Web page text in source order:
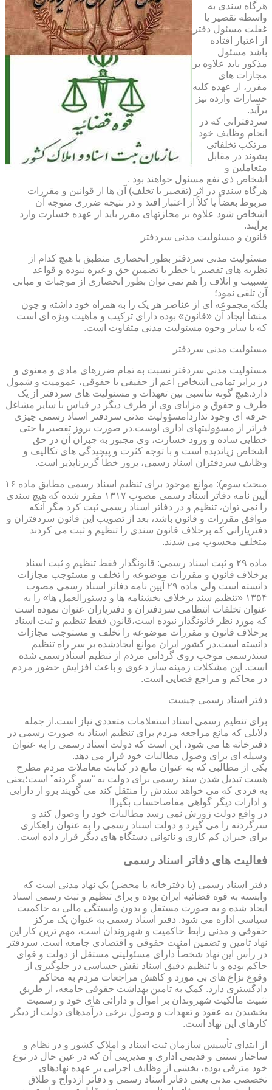
هرگاه سندی به
واسطه تقصیر یا
غفلت مسئول دفتر
از اعتبار افتاده
باشد مسئول
مذکور باید علاوه بر
مجازات های
مقرر، از عهده کلیه
خسارات وارده نیز
برآید.
سردفترانی که در
انجام وظایف خود
مرتکب تخلفاتی
بشوند در مقابل
متعاملین و
اشخاص ذی نفع مسئول خواهند بود .
هرگاه سندی در اثر (تقصیر یا تخلف) آن ها از قوانین و مقررات
مربوط بعضاً یا کلاً از اعتبار افتد و در نتیجه ضرری متوجه آن
اشخاص شود علاوه بر مجازتهای مقرر باید از عهده خسارت وارد
برآیند.
قانون و مسئولیت مدنی سردفتر
مسئولیت مدنی سردفتر بطور انحصاری منطبق با هیچ کدام از
نظریه های تقصیر یا خطر یا تضمین حق و غیره نبوده و قواعد
تسبیب و اتلاف را هم نمی توان بطور انحصاری از موجبات و مبانی
آن تلقی نمود؛
بلکه مجموعه ای از عناصر هر یک را به همراه خود داشته و چون
منشأ ایجاد آن «قانون» بوده دارای ترکیب و ماهیت ویژه ای است
که با سایر وجوه مسئولیت مدنی متفاوت است.
مسئولیت مدنی سردفتر
مسئولیت مدنی سردفتر نسبت به تمام ضررهای مادی و معنوی و
در برابر تمامی اشخاص اعم از حقیقی یا حقوقی، عمومیت و شمول
دارد.هیچ گونه تناسبی بین تعهدات و مسئولیت های سردفتر از یک
طرف و حقوق و مزایای وی از طرف دیگر در قیاس با سایر مشاغل
حرفه ای وجود ندارد!مسؤولیت مدنی سردفتر اسناد رسمی چیزی
فراتر از مسؤولیتهای اداری اوست.در صورت بروز تقصیر یا حتی
خطایی ساده و ورود خسارت، وی مجبور به جبران آن در حق
اشخاص زیاندیده است و با توجه کثرت و پیچیدگی های تکالیف و
وظایف سردفتران اسناد رسمی، بروز خطا گریزناپذیر است.
مبحث سوم): موانع موجود برای تنظیم اسناد رسمی مطابق ماده ۱۶
آیین نامه دفاتر اسناد رسمی مصوب ۱۳۱۷ مقرر شده که هیچ سندی
را نمی توان، تنظیم و در دفاتر اسناد رسمی ثبت کرد مگر آنکه
موافق مقررات و قانون باشد، بعد از تصویب این قانون سردفتران و
دفتریارانی که برخلاف قانون سندی را تنظیم و ثبت می کردند
متخلف محسوب می شدند.
ماده ۲۹ و ثبت اسناد رسمی: قانونگذار فقط تنظیم و ثبت اسناد
برخلاف قانون و مقررات موضوعه را تخلف و مستوجب مجازات
دانسته است ولی ماده ۲۹ آیین نامه دفاتر اسناد رسمی مصوب
۱۳۵۴ «تنظیم سند برخلاف بخشنامه ها و دستورالعمل ها» را به
عنوان تخلفات انتظامی سردفتران و دفتریاران عنوان نموده است
که مورد نظر قانونگذار نبوده است،قانون فقط تنظیم و ثبت اسناد
برخلاف قانون و مقررات موضوعه را تخلف و مستوجب مجازات
دانسته است.در کشور ایران موانع ایجادشده بر سر راه تنظیم
سندرسمی موجب روی گردانی مردم از تنظیم اسنادرسمی شده
است. این مشکلات زمینه ساز دعوی و باعث افزایش حضور مردم
در محاکم و مراجع قضایی است.
دفتر اسناد رسمی چیست
برای تنظیم رسمی اسناد استعلامات متعددی نیاز است.از جمله
دلایلی که مانع مراجعه مردم برای تنظیم اسناد به صورت رسمی در
دفترخانه ها می شود، این است که دولت اسناد رسمی را به عنوان
وسیله ای برای وصول مطالبات خود قرار می دهد.
یکی از مطالبی که به عنوان مانع در کتابت معاملات مردم مطرح
هست تبدیل شدن سند رسمی برای دولت به “سر گردنه” است؛یعنی
به فردی که می خواهد سندش را منتقل کند می گویند برو از دارایی
و ادارات دیگر گواهی مفاصاحساب بگیر!!
در واقع دولت زورش نمی رسد مطالبات خود را وصول کند و
سرگردنه را می گیرد و دولت اسناد رسمی را به عنوان راهکاری
برای جبران کم کاری و ناتوانی دستگاه های دیگر قرار داده است.
فعالیت های دفاتر اسناد رسمی
دفتر اسناد رسمی (یا دفترخانه یا محضر) یک نهاد مدنی است که
وابسته به قوه قضائیه ایران بوده و برای تنظیم و ثبت رسمی اسناد
ایجاد شده و به صورت مستقل و بدون وابستگی مالی به حاکمیت
سیاسی اداره می شود. دفتر اسناد رسمی به عنوان یک مرکز
حقوقی و مدنی رابط حاکمیت و شهروندان است، مهم ترین کار این
نهاد تامین و تضمین امنیت حقوقی و اقتصادی جامعه است. سردفتر
در رأس این نهاد شخصاً دارای مسئولیتی مستقل از دولت و قوای
حاکم بوده و با تنظیم دقیق اسناد نقش حساسی در جلوگیری از
وقوع نزاع های بی مورد و کاهش مراجعات مردم به محاکم
دادگستری دارد. کمک به تامین بهداشت حقوقی جامعه، از طریق
تثبیت مالکیت شهروندان بر اموال و دارائی های خود و رسمیت
بخشیدن به عقود و تعهدات و وصول برخی درآمدهای دولت از دیگر
کارهای این نهاد است.
از ابتدای تأسیس سازمان ثبت اسناد و املاک کشور و در نظام و
ساختار سنتی و قدیمی اداری و مدیریتی آن که در عین حال در نوع
خود مترقی بوده، بخشی از وظایف اجرایی بر عهده نهادهای
تخصصی مدنی یعنی دفاتر اسناد رسمی و دفاتر ازدواج و طلاق